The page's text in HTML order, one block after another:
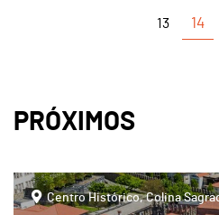
13 14
PRÓXIMOS
page
Centro Histórico, Colina